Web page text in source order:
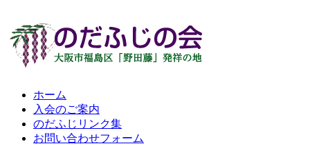
ホーム
入会のご案内
のだふじリンク集
お問い合わせフォーム